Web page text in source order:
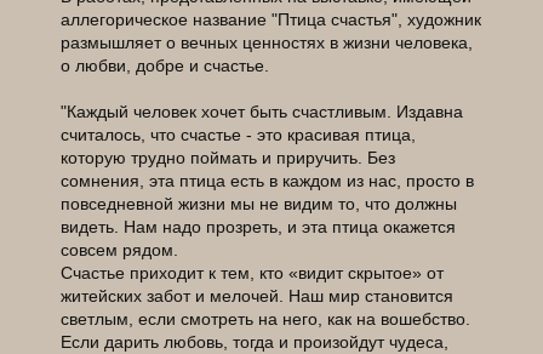
аллегорическое название "Птица счастья", художник
размышляет о вечных ценностях в жизни человека,
о любви, добре и счастье.
"Каждый человек хочет быть счастливым. Издавна
считалось, что счастье - это красивая птица,
которую трудно поймать и приручить. Без
сомнения, эта птица есть в каждом из нас, просто в
повседневной жизни мы не видим то, что должны
видеть. Нам надо прозреть, и эта птица окажется
совсем рядом.
Счастье приходит к тем, кто «видит скрытое» от
житейских забот и мелочей. Наш мир становится
светлым, если смотреть на него, как на вошебство.
Если дарить любовь, тогда и произойдут чудеса,